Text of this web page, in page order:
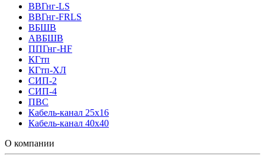
ВВГнг-LS
ВВГнг-FRLS
ВБШВ
АВБШВ
ППГнг-HF
КГтп
КГтп-ХЛ
СИП-2
СИП-4
ПВС
Кабель-канал 25х16
Кабель-канал 40х40
О компании